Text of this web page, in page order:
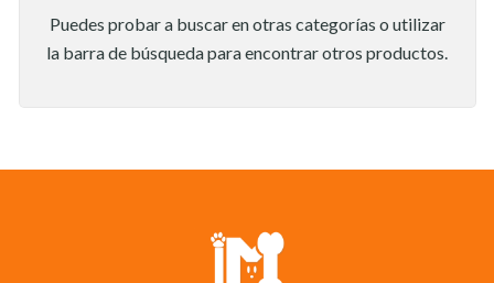
Puedes probar a buscar en otras categorías o utilizar
la barra de búsqueda para encontrar otros productos.